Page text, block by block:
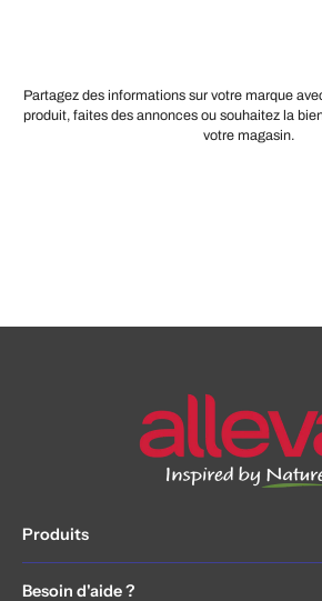
Partagez des informations sur votre marque
produit, faites des annonces ou souhaitez la
votre magasin.
Produits
Besoin d'aide ?